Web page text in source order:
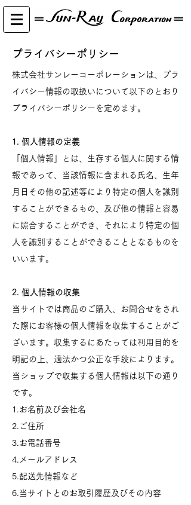
プライバシーポリシー
株式会社サンレーコーポレーションは、プラ
イバシー情報の取扱いについて以下のとおり
プライバシーポリシーを定めます。
1. 個人情報の定義
「個人情報」とは、生存する個人に関する情
報であって、当該情報に含まれる氏名、生年
月日その他の記述等により特定の個人を識別
することができるもの、及び他の情報と容易
に照合することができ、それにより特定の個
人を識別することができることとなるものを
いいます。
2. 個人情報の収集
当サイトでは商品のご購入、お問合せをされ
た際にお客様の個人情報を収集することがご
ざいます。収集するにあたっては利用目的を
明記の上、適法かつ公正な手段によります。
当ショップで収集する個人情報は以下の通り
です。
1.お名前及び会社名
2.ご住所
3.お電話番号
4.メールアドレス
5.配送先情報など
6.当サイトとのお取引履歴及びその内容